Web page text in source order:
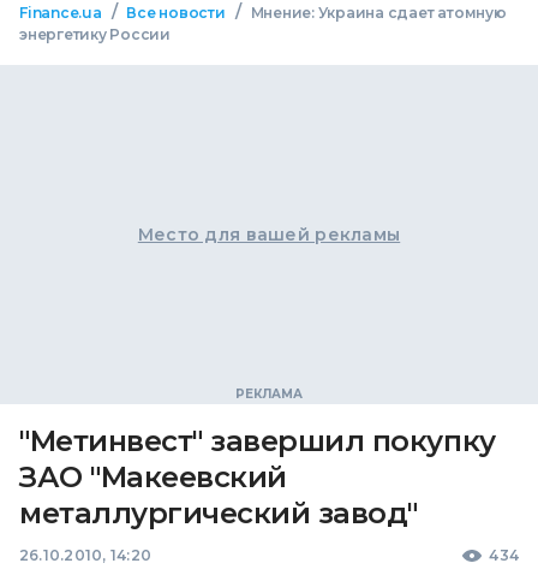
Finance.ua / Все новости /
Мнение: Украина сдает атомную
энергетику России
Место для вашей рекламы
"Метинвест" завершил покупку
ЗАО "Макеевский
металлургический завод"
26.10.2010, 14:20 434